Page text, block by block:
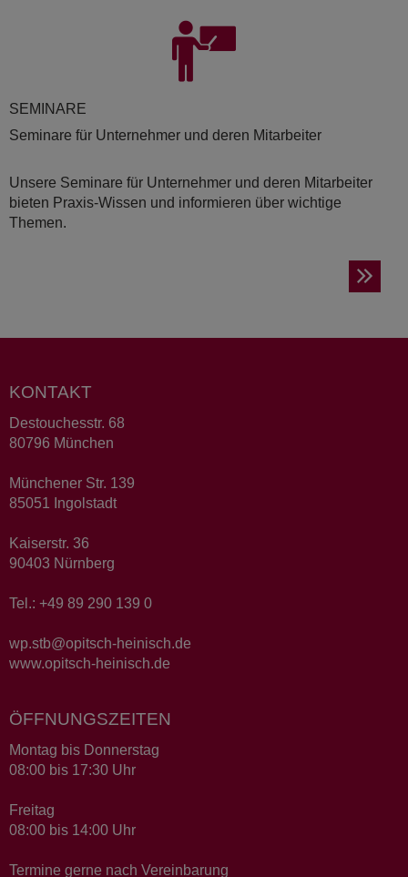
SE­MI­NA­RE
Seminare für Unternehmer und deren Mitarbeiter
Unsere Seminare für Unternehmer und deren Mitarbeiter
bieten Praxis-Wissen und informieren über wichtige
Themen.
KONTAKT
Destouchesstr. 68
80796 München
Münchener Str. 139
85051 Ingolstadt
Kaiserstr. 36
90403 Nürnberg
Tel.: +49 89 290 139 0
wp.stb@opitsch-heinisch.de
www.opitsch-heinisch.de
ÖFFNUNGSZEITEN
Montag bis Donnerstag
08:00 bis 17:30 Uhr
Freitag
08:00 bis 14:00 Uhr
Termine gerne nach Vereinbarung